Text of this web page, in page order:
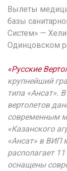
Вылеты
базы
Систем» —
Одинцовском
«Русские
крупнейший
типа «Ансат».
вертолетов
современным
«Казанского
«Ансат» в ВИП
располагает
оснащены